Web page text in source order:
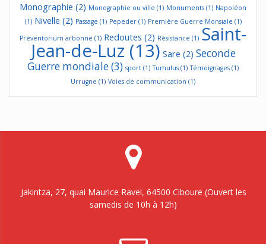
Monographie (2) Monographie ou ville (1) Monuments (1) Napoléon
(1) Nivelle (2) Passage (1) Pepeder(1) Première Guerre Monsiale (1)
Préventorium arbonne (1) Redoutes (2) Résistance (1) Saint-
Jean-de-Luz (13) Sare (2) Seconde
Guerre mondiale(3) sport (1) Tumulus (1) Témoignages (1)
Urrugne (1) Voies de communication (1)
Jakintza, 27, quai Maurice Ravel, 64500 Ciboure (Ouvert les
samedis de 10h à 12h)